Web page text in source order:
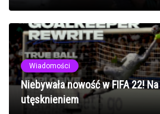
Wiadomości
Niebywała nowość w FIFA 22!
utęsknieniem